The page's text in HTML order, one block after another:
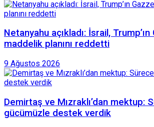
Netanyahu açıkladı: İsrail,
maddelik planını reddetti
9 Ağustos 2026
Demirtaş ve Mızraklı’dan mektup:
gücümüzle destek verdik